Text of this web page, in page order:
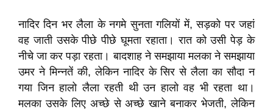
नादिर दिन भर लैला के नगमे सुनता गलियों में, सड़को पर जहां
वह जाती उसके पीछे पीछे घूमता रहाता। रात को उसी पेड़ के
नीचे जा कर पड़ा रहता। बादशाह ने समझाया मलका ने समझाया
उमर ने मिन्नतें की, लेकिन नादिर के सिर से लैला का सौदा न
गया जिन हालो लैला रहती थी उन हालो वह भी रहता था।
मलका उसके लिए अच्छे से अच्छे खाने बनाकर भेजती, लेकिन